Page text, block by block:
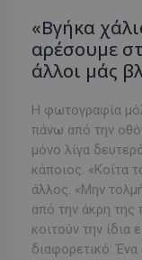
«Βγήκα
αρέσουμε
άλλοι μάς
Η φωτογραφία
πάνω από την
μόνο λίγα
κάποιος. «Κοίτα
άλλος. «Μην
από την άκρη της
κοιτούν την ίδια
διαφορετικό: